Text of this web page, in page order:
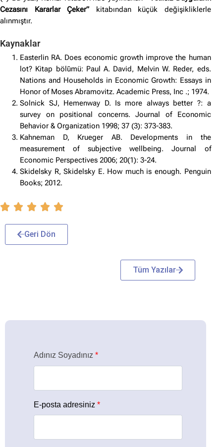
Cezasını Kararlar Çeker” kitabından küçük değişikliklerle
alınmıştır.
Kaynaklar
Easterlin RA. Does economic growth improve the human
lot? Kitap bölūmü: Paul A. David, Melvin W. Reder, eds.
Nations and Households in Economic Growth: Essays in
Honor of Moses Abramovitz. Academic Press, Inc .; 1974.
Solnick SJ, Hemenway D. Is more always better ?: a
survey on positional concerns. Journal of Economic
Behavior & Organization 1998; 37 (3): 373-383.
Kahneman D, Krueger AB. Developments in the
measurement of subjective wellbeing. Journal of
Economic Perspectives 2006; 20(1): 3-24.
Skidelsky R, Skidelsky E. How much is enough. Penguin
Books; 2012.
Geri Dön
Tüm Yazılar
Adınız Soyadınız *
E-posta adresiniz *